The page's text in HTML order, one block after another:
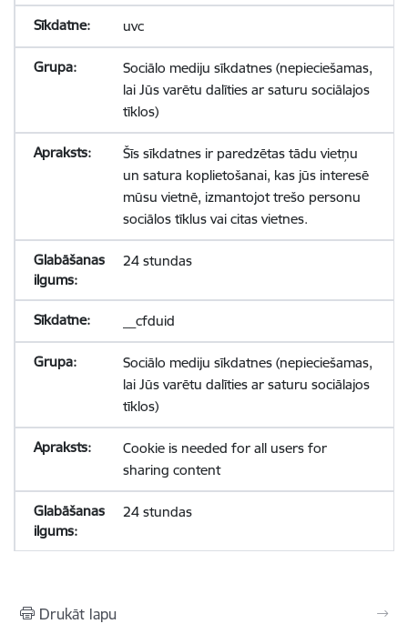
uvc
Sociālo mediju sīkdatnes (nepieciešamas,
lai Jūs varētu dalīties ar saturu sociālajos
tīklos)
Šīs sīkdatnes ir paredzētas tādu vietņu
un satura koplietošanai, kas jūs interesē
mūsu vietnē, izmantojot trešo personu
sociālos tīklus vai citas vietnes.
24 stundas
__cfduid
Sociālo mediju sīkdatnes (nepieciešamas,
lai Jūs varētu dalīties ar saturu sociālajos
tīklos)
Cookie is needed for all users for
sharing content
24 stundas
Drukāt lapu